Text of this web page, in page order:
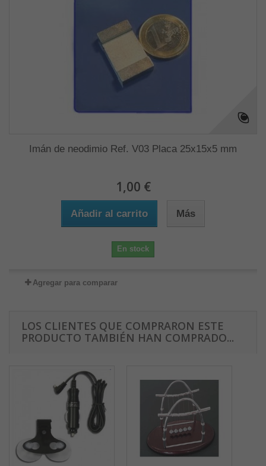
Imán de neodimio Ref. V03 Placa 25x15x5 mm
1,00 €
Añadir al carrito Más
En stock
Agregar para comparar
LOS CLIENTES QUE COMPRARON ESTE
PRODUCTO TAMBIÉN HAN COMPRADO...